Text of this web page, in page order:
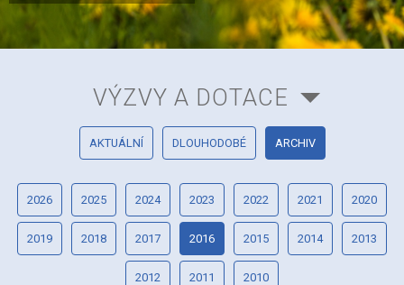
VÝZVY A DOTACE
AKTUÁLNÍ DLOUHODOBÉ ARCHIV
2026 2025 2024 2023 2022 2021 2020
2019 2018 2017 2016 2015 2014 2013
2012 2011 2010